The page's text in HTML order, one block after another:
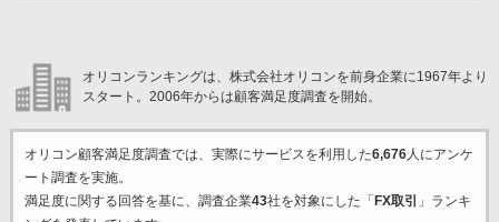
オリコンランキングは、株式会社オリコンを前身企業に1967年より
スタート。2006年からは顧客満足度調査を開始。
オリコン顧客満足度調査では、実際にサービスを利用した6,676人にアンケ
ート調査を実施。
満足度に関する回答を基に、調査企業43社を対象にした「 FX取引
」ランキ